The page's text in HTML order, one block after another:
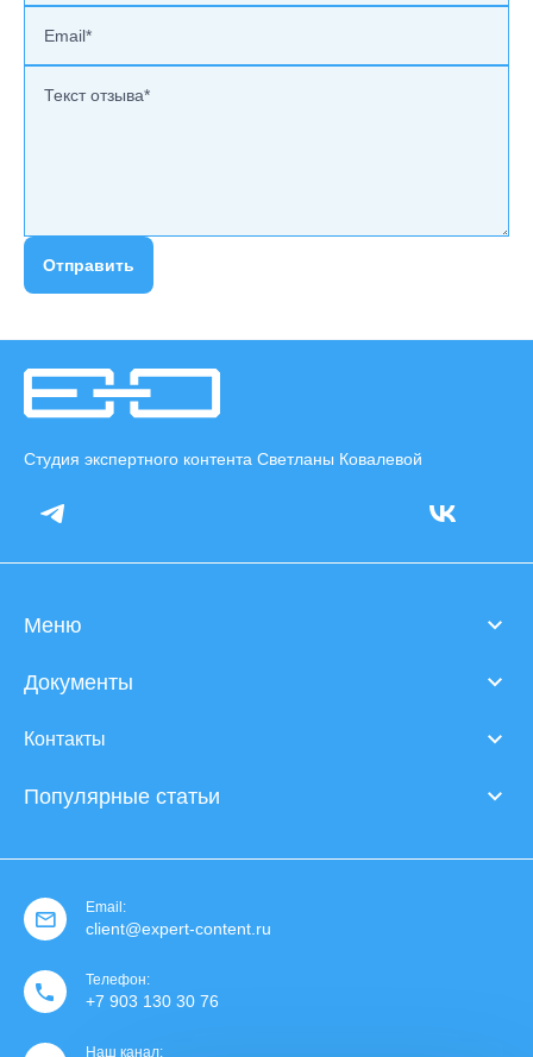
Отправить
Студия экспертного контента Светланы Ковалевой
Меню
Документы
Контакты
Популярные статьи
Email:
client@expert-content.ru
Телефон:
+7 903 130 30 76
Наш канал: